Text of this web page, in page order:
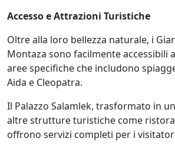
Accesso e Attrazioni Turistiche
Oltre alla loro bellezza naturale, i
Montaza sono facilmente accessibili
aree specifiche che includono
Aida e Cleopatra.
Il Palazzo Salamlek, trasformato in
altre strutture turistiche come
offrono servizi completi per i